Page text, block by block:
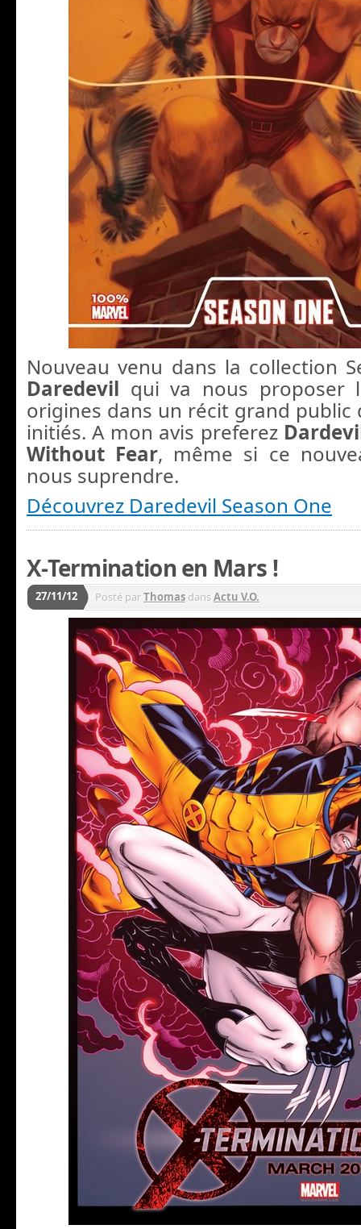
Nouveau venu dans la collection
Daredevil qui va nous proposer
origines dans un récit grand public
initiés. A mon avis preferez
Without Fear, même si ce
nous suprendre.
Découvrez Daredevil Season One
X-Termination en Mars !
27/11/12 Posté parThomas dansActu V.O.